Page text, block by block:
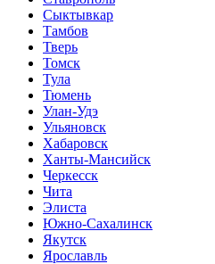
Сыктывкар
Тамбов
Тверь
Томск
Тула
Тюмень
Улан-Удэ
Ульяновск
Хабаровск
Ханты-Мансийск
Черкесск
Чита
Элиста
Южно-Сахалинск
Якутск
Ярославль